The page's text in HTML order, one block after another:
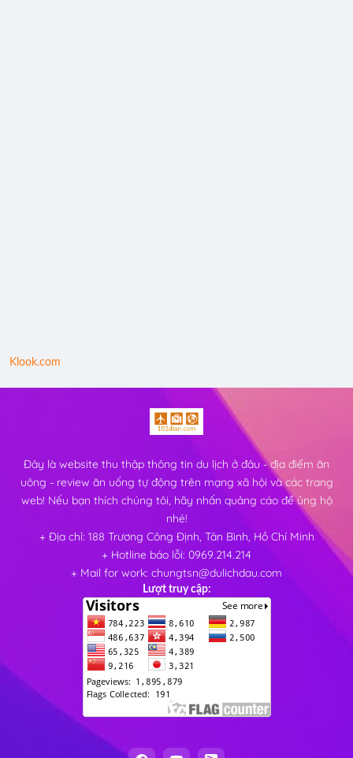
Klook.com
Đây là website thu thập thông tin du lịch ở đâu - địa điểm ăn
uông - review ăn uống tự động trên mạng xã hội và các trang
web! Nếu bạn thích chúng tôi, hãy nhấn quảng cáo để ủng hộ
nhé!
+ Địa chỉ: 188 Trương Công Định, Tân Bình, Hồ Chí Minh
+ Hotline báo lỗi: 0969.214.214
+ Mail for work: chungtsn@dulichdau.com
Lượt truy cập: